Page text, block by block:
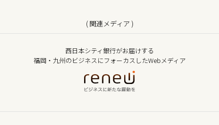
( 関連メディア )
西日本シティ銀行がお届けする
福岡・九州のビジネスにフォーカスしたWebメディア